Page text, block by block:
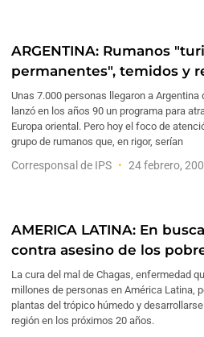
ARGENTINA: Rumanos
permanentes", temidos y
Unas 7.000 personas llegaron a Argentina
lanzó en los años 90 un programa para
Europa oriental. Pero hoy el foco de
grupo de rumanos que, en rigor, serían
Corresponsal de IPS 24 febrero,
AMERICA LATINA: En
contra asesino de los
La cura del mal de Chagas, enfermedad
millones de personas en América Latina,
plantas del trópico húmedo y
región en los próximos 20 años.